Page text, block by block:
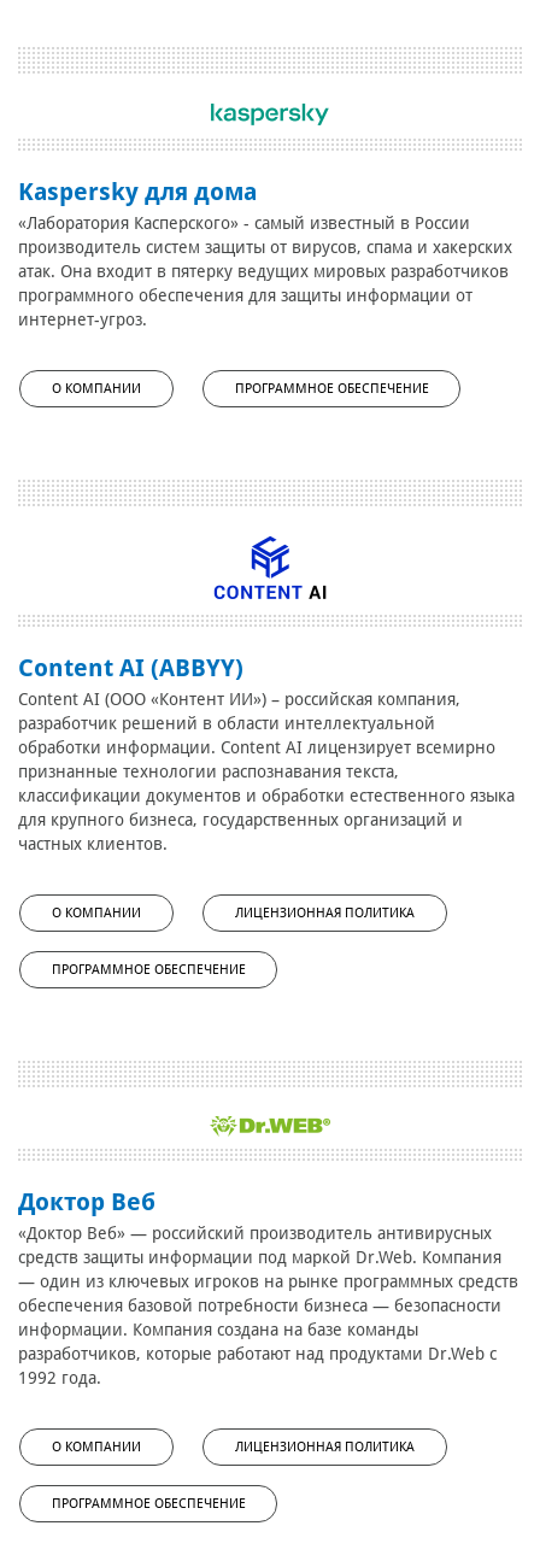
Kaspersky для дома
«Лаборатория Касперского» - самый известный в России
производитель систем защиты от вирусов, спама и хакерских
атак. Она входит в пятерку ведущих мировых разработчиков
программного обеспечения для защиты информации от
интернет-угроз.
О КОМПАНИИ ПРОГРАММНОЕ ОБЕСПЕЧЕНИЕ
Content AI (ABBYY)
Content AI (ООО «Контент ИИ») – российская компания,
разработчик решений в области интеллектуальной
обработки информации. Content AI лицензирует всемирно
признанные технологии распознавания текста,
классификации документов и обработки естественного языка
для крупного бизнеса, государственных организаций и
частных клиентов.
О КОМПАНИИ ЛИЦЕНЗИОННАЯ ПОЛИТИКА
ПРОГРАММНОЕ ОБЕСПЕЧЕНИЕ
Доктор Веб
«Доктор Веб» — российский производитель антивирусных
средств защиты информации под маркой Dr.Web. Компания
— один из ключевых игроков на рынке программных средств
обеспечения базовой потребности бизнеса — безопасности
информации. Компания создана на базе команды
разработчиков, которые работают над продуктами Dr.Web с
1992 года.
О КОМПАНИИ ЛИЦЕНЗИОННАЯ ПОЛИТИКА
ПРОГРАММНОЕ ОБЕСПЕЧЕНИЕ